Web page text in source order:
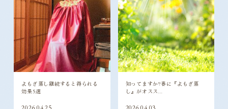
よもぎ蒸し継続すると得られる
効果5選
2026.04.25
知ってますか?春に『よもぎ蒸
し』がオスス...
2026.04.03